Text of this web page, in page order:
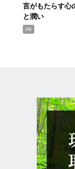
言がもたらす心
と潤い
PR